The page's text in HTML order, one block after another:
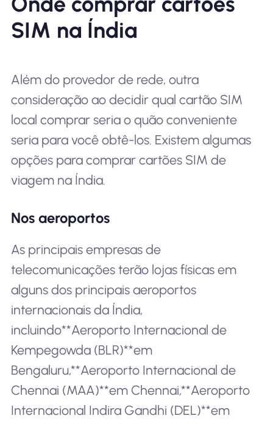
SIM na Índia
Além do provedor de rede, outra
consideração ao decidir qual cartão SIM
local comprar seria o quão conveniente
seria para você obtê-los. Existem algumas
opções para comprar cartões SIM de
viagem na Índia.
Nos aeroportos
As principais empresas de
telecomunicações terão lojas físicas em
alguns dos principais aeroportos
internacionais da Índia,
incluindo**Aeroporto Internacional de
Kempegowda (BLR)**em
Bengaluru,**Aeroporto Internacional de
Chennai (MAA)**em Chennai,**Aeroporto
Internacional Indira Gandhi (DEL)**em